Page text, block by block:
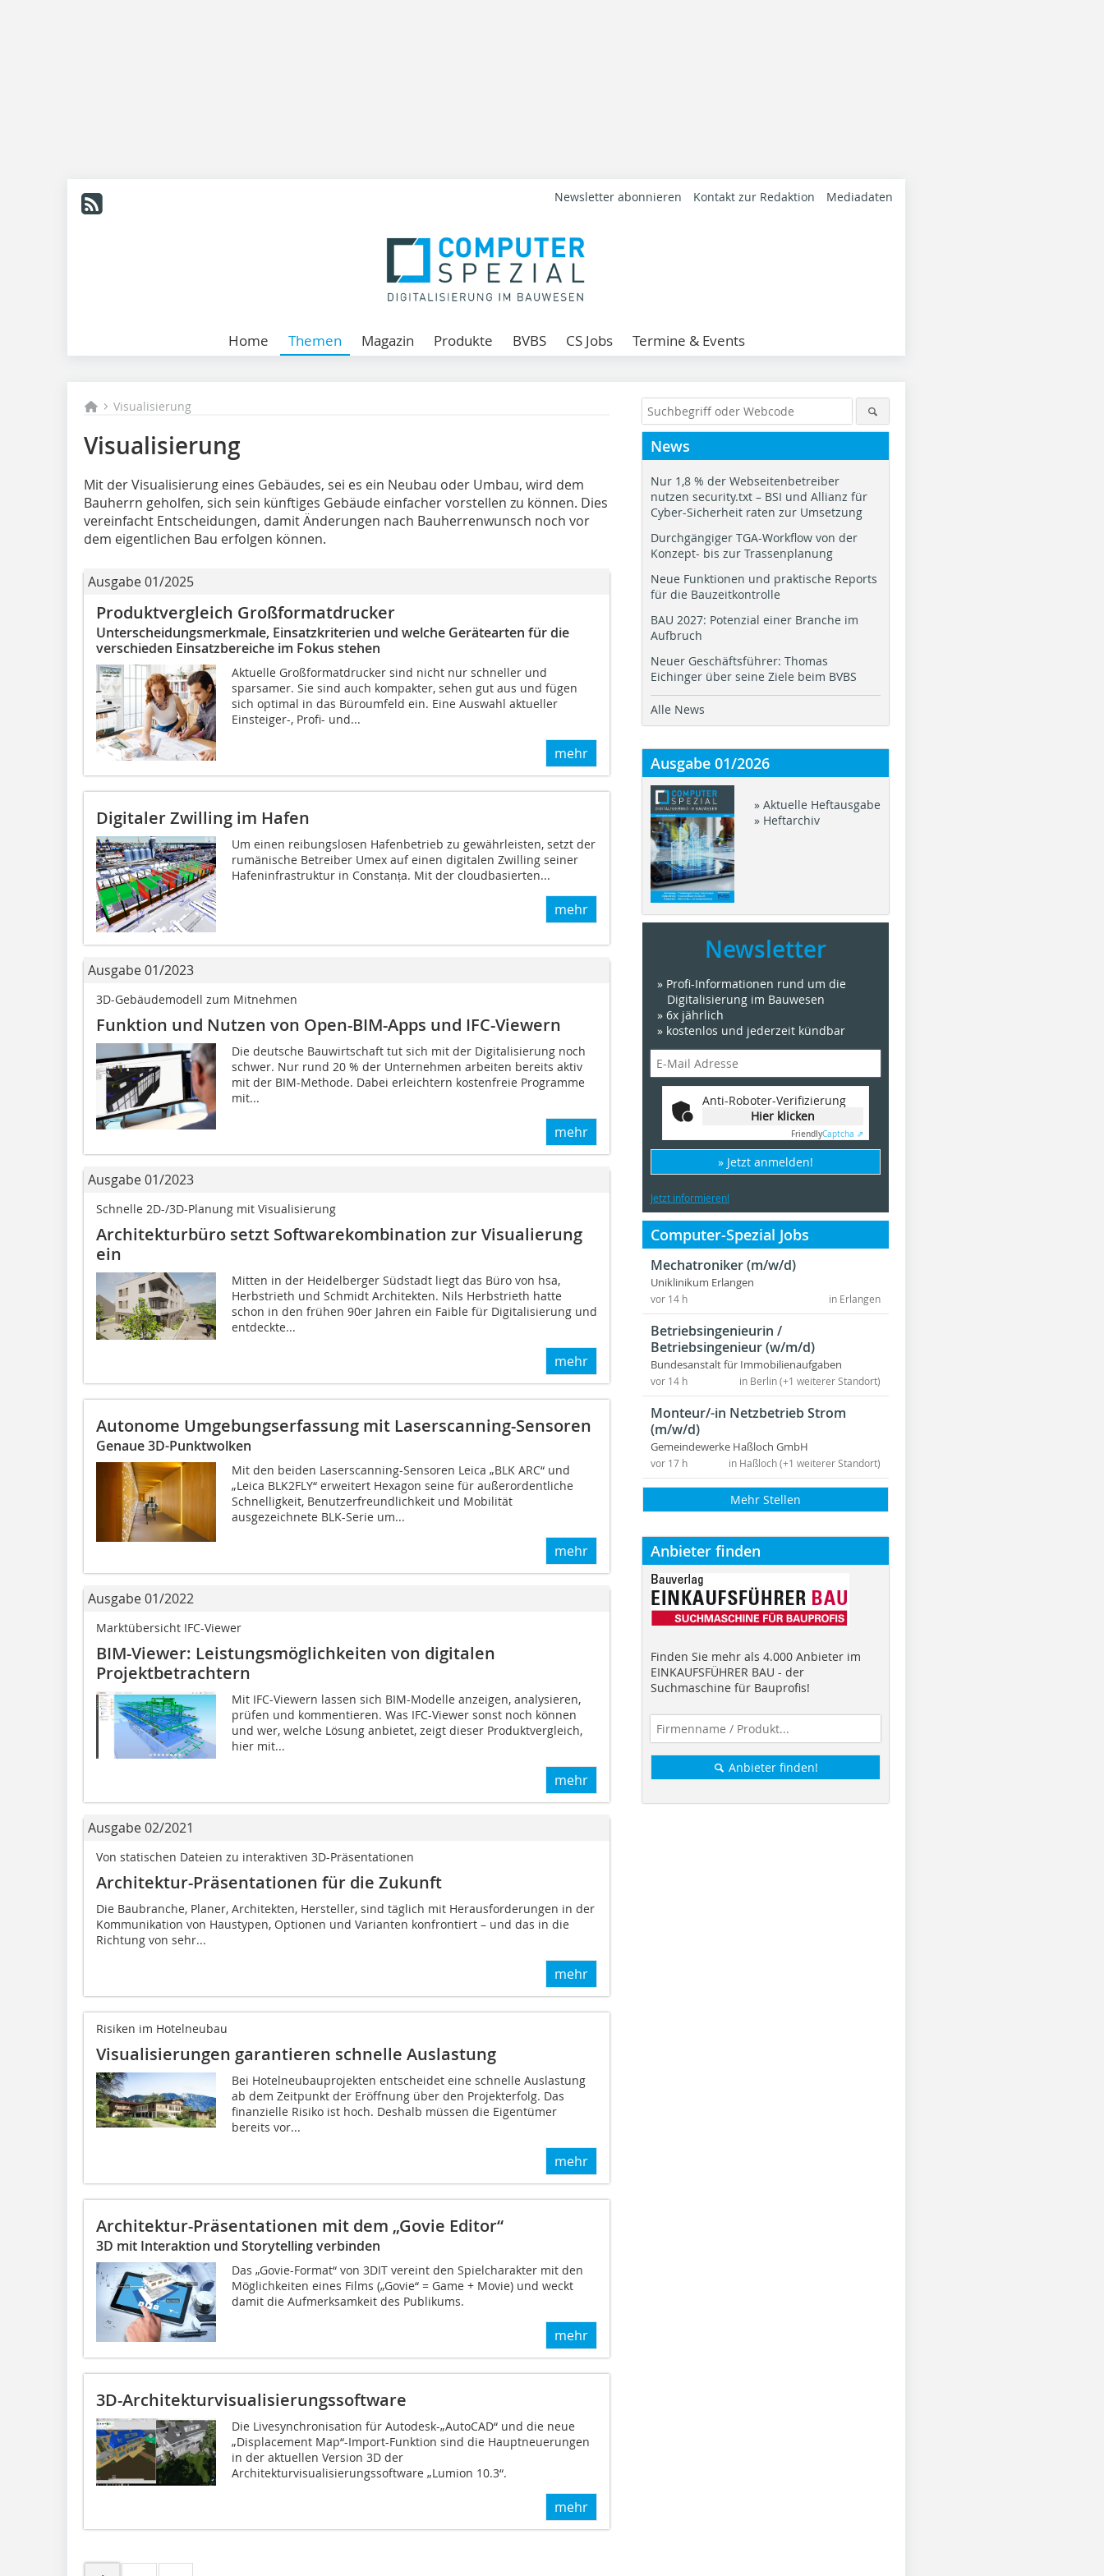
Newsletter abonnieren Kontakt zur Redaktion Mediadaten
Home Themen Magazin Produkte BVBS CS Jobs Termine & Events
Visualisierung
Visualisierung
Mit der Visualisierung eines Gebäudes, sei es ein Neubau oder Umbau, wird dem
Bauherrn geholfen, sich sein künftiges Gebäude einfacher vorstellen zu können. Dies
vereinfacht Entscheidungen, damit Änderungen nach Bauherrenwunsch noch vor
dem eigentlichen Bau erfolgen können.
Ausgabe 01/2025
Produktvergleich Großformatdrucker
Unterscheidungsmerkmale, Einsatzkriterien und welche Gerätearten für die
verschieden Einsatzbereiche im Fokus stehen
Aktuelle Großformatdrucker sind nicht nur schneller und
sparsamer. Sie sind auch kompakter, sehen gut aus und fügen
sich optimal in das Büroumfeld ein. Eine Auswahl aktueller
Einsteiger-, Profi- und...
mehr
Digitaler Zwilling im Hafen
Um einen reibungslosen Hafenbetrieb zu gewährleisten, setzt der
rumänische Betreiber Umex auf einen digitalen Zwilling seiner
Hafeninfrastruktur in Constanța. Mit der cloudbasierten...
mehr
Ausgabe 01/2023
3D-Gebäudemodell zum Mitnehmen
Funktion und Nutzen von Open-BIM-Apps und IFC-Viewern
Die deutsche Bauwirtschaft tut sich mit der Digitalisierung noch
schwer. Nur rund 20 % der Unternehmen arbeiten bereits aktiv
mit der BIM-Methode. Dabei erleichtern kostenfreie Programme
mit...
mehr
Ausgabe 01/2023
Schnelle 2D-/3D-Planung mit Visualisierung
Architekturbüro setzt Softwarekombination zur Visualierung
ein
Mitten in der Heidelberger Südstadt liegt das Büro von hsa,
Herbstrieth und Schmidt Architekten. Nils Herbstrieth hatte
schon in den frühen 90er Jahren ein Faible für Digitalisierung und
entdeckte...
mehr
Autonome Umgebungserfassung mit Laserscanning-Sensoren
Genaue 3D-Punktwolken
Mit den beiden Laserscanning-Sensoren Leica „BLK ARC“ und
„Leica BLK2FLY“ erweitert Hexagon seine für außerordentliche
Schnelligkeit, Benutzerfreundlichkeit und Mobilität
ausgezeichnete BLK-Serie um...
mehr
Ausgabe 01/2022
Marktübersicht IFC-Viewer
BIM-Viewer: Leistungsmöglichkeiten von digitalen
Projektbetrachtern
Mit IFC-Viewern lassen sich BIM-Modelle anzeigen, analysieren,
prüfen und kommentieren. Was IFC-Viewer sonst noch können
und wer, welche Lösung anbietet, zeigt dieser Produktvergleich,
hier mit...
mehr
Ausgabe 02/2021
Von statischen Dateien zu interaktiven 3D-Präsentationen
Architektur-Präsentationen für die Zukunft
Die Baubranche, Planer, Architekten, Hersteller, sind täglich mit Herausforderungen in der
Kommunikation von Haustypen, Optionen und Varianten konfrontiert – und das in die
Richtung von sehr...
mehr
Risiken im Hotelneubau
Visualisierungen garantieren schnelle Auslastung
Bei Hotelneubauprojekten entscheidet eine schnelle Auslastung
ab dem Zeitpunkt der Eröffnung über den Projekterfolg. Das
finanzielle Risiko ist hoch. Deshalb müssen die Eigentümer
bereits vor...
mehr
Architektur-Präsentationen mit dem „Govie Editor“
3D mit Interaktion und Storytelling verbinden
Das „Govie-Format“ von 3DIT vereint den Spielcharakter mit den
Möglichkeiten eines Films („Govie“ = Game + Movie) und weckt
damit die Aufmerksamkeit des Publikums.
mehr
3D-Architekturvisualisierungssoftware
Die Livesynchronisation für Autodesk-„AutoCAD“ und die neue
„Displacement Map“-Import-Funktion sind die Hauptneuerungen
in der aktuellen Version 3D der
Architekturvisualisierungssoftware „Lumion 10.3“.
mehr
News
Nur 1,8 % der Webseitenbetreiber
nutzen security.txt – BSI und Allianz für
Cyber-Sicherheit raten zur Umsetzung
Durchgängiger TGA-Workflow von der
Konzept- bis zur Trassenplanung
Neue Funktionen und praktische Reports
für die Bauzeitkontrolle
BAU 2027: Potenzial einer Branche im
Aufbruch
Neuer Geschäftsführer: Thomas
Eichinger über seine Ziele beim BVBS
Alle News
Ausgabe 01/2026
» Aktuelle Heftausgabe
» Heftarchiv
Newsletter
» Profi-Informationen rund um die
Digitalisierung im Bauwesen
» 6x jährlich
» kostenlos und jederzeit kündbar
Anti-Roboter-Verifizierung
Hier klicken
FriendlyCaptcha ⇗
» Jetzt anmelden!
Jetzt informieren!
Computer-Spezial Jobs
Mechatroniker (m/w/d)
Uniklinikum Erlangen
in Erlangen
vor 14 h
Betriebsingenieurin /
Betriebsingenieur (w/m/d)
Bundesanstalt für Immobilienaufgaben
in Berlin (+1 weiterer Standort)
vor 14 h
Monteur/-in Netzbetrieb Strom
(m/w/d)
Gemeindewerke Haßloch GmbH
in Haßloch (+1 weiterer Standort)
vor 17 h
Mehr Stellen
Anbieter finden
Finden Sie mehr als 4.000 Anbieter im
EINKAUFSFÜHRER BAU - der
Suchmaschine für Bauprofis!
Anbieter finden!